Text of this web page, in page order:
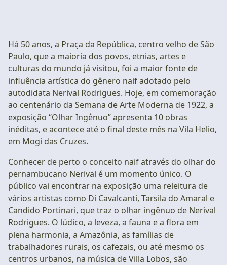
Há 50 anos, a Praça da República, centro velho de São
Paulo, que a maioria dos povos, etnias, artes e
culturas do mundo já visitou, foi a maior fonte de
influência artística do gênero naif adotado pelo
autodidata Nerival Rodrigues. Hoje, em comemoração
ao centenário da Semana de Arte Moderna de 1922, a
exposição “Olhar Ingênuo” apresenta 10 obras
inéditas, e acontece até o final deste mês na Vila Helio,
em Mogi das Cruzes.
Conhecer de perto o conceito naif através do olhar do
pernambucano Nerival é um momento único. O
público vai encontrar na exposição uma releitura de
vários artistas como Di Cavalcanti, Tarsila do Amaral e
Candido Portinari, que traz o olhar ingênuo de Nerival
Rodrigues. O lúdico, a leveza, a fauna e a flora em
plena harmonia, a Amazônia, as famílias de
trabalhadores rurais, os cafezais, ou até mesmo os
centros urbanos, na música de Villa Lobos, são